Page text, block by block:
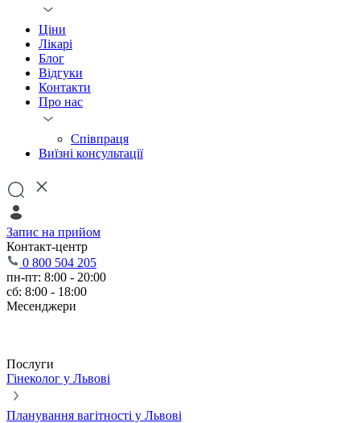
Ціни
Лікарі
Блог
Відгуки
Контакти
Про нас
Співпраця
Виїзні консультації
Запис на прийом
Контакт-центр
0 800 504 205
пн-пт: 8:00 - 20:00
сб: 8:00 - 18:00
Месенджери
Послуги
Гінеколог у Львові
Планування вагітності у Львові